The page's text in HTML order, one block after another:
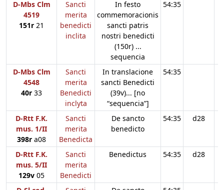
D-Mbs Clm
4519
151r 21
Sancti
merita
benedicti
inclita
In festo
commemoracionis
sancti patris
nostri benedicti
(150r) ...
sequencia
54:35
D-Mbs Clm
4548
40r 33
Sancti
merita
Benedicti
inclyta
In translacione
sancti Benedicti
(39v)... [no
“sequencia”]
54:35
D-Rtt F.K.
mus. 1/II
398r a08
Sancti
merita
Benedicta
De sancto
benedicto
54:35 d28
D-Rtt F.K.
mus. 5/II
129v 05
Sancti
merita
Benedicti
Benedictus 54:35 d28